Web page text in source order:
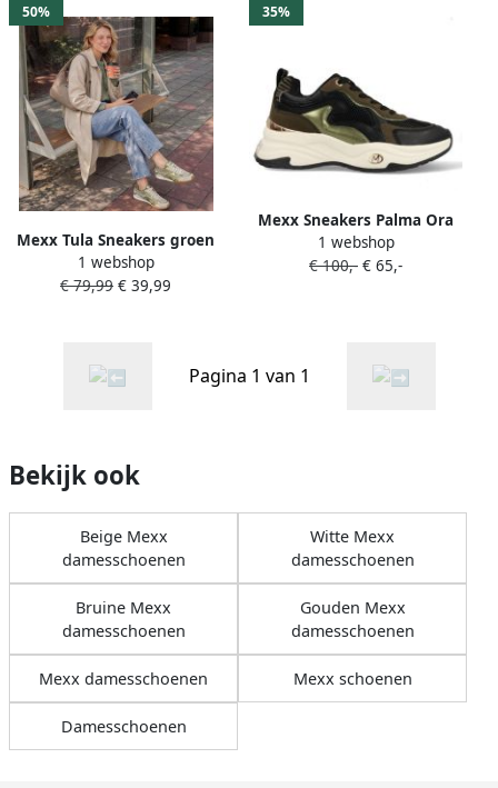
50%
Mexx Tula Sneakers groen
Synthetisch
1 webshop
€ 79,99 € 39,99
35%
Mexx Sneakers Palma Ora
MI001002653W-7100 Groen
Zwart
1 webshop
€ 100,- € 65,-
Pagina 1 van 1
Bekijk ook
Beige Mexx
damesschoenen
Witte Mexx
damesschoenen
Bruine Mexx
damesschoenen
Gouden Mexx
damesschoenen
Mexx damesschoenen Mexx schoenen
Damesschoenen